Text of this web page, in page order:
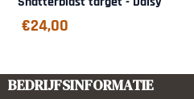
€24,00
BEDRIJFSINFORMATIE